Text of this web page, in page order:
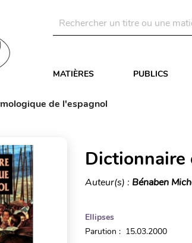
MATIÈRES PUBLICS
de l'espagnol
Dictionnaire
Auteur(s) : Bénaben
Ellipses
Parution : 15.03.2000